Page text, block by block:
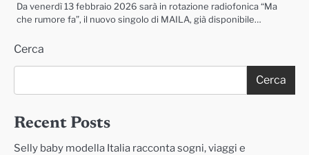
Da venerdì 13 febbraio 2026 sarà in rotazione radiofonica “Ma
che rumore fa”, il nuovo singolo di MAILA, già disponibile…
Cerca
Cerca
Recent Posts
Selly baby modella Italia racconta sogni, viaggi e